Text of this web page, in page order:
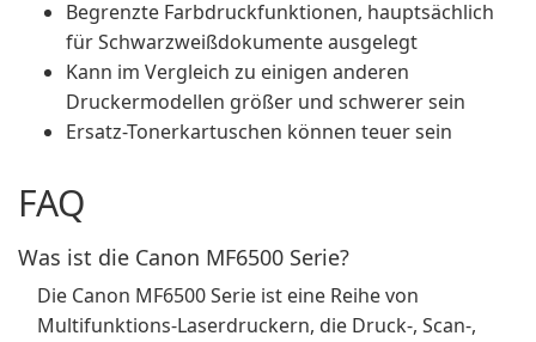
Begrenzte Farbdruckfunktionen, hauptsächlich
für Schwarzweißdokumente ausgelegt
Kann im Vergleich zu einigen anderen
Druckermodellen größer und schwerer sein
Ersatz-Tonerkartuschen können teuer sein
FAQ
Was ist die Canon MF6500 Serie?
Die Canon MF6500 Serie ist eine Reihe von
Multifunktions-Laserdruckern, die Druck-, Scan-,